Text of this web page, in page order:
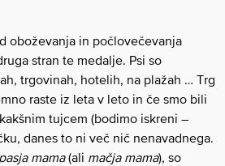
oboževanja in počlovečevanja
stran te medalje. Psi so
trgovinah, hotelih, na plažah … Trg
raste iz leta v leto in če smo bili
tujcem (bodimo iskreni –
danes to ni več nič nenavadnega.
pasja mama(ali mačja mama), so